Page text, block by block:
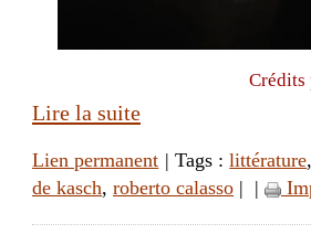
Crédits
Lire la suite
Lien permanent | Tags :littérature
de kasch, roberto calasso | |